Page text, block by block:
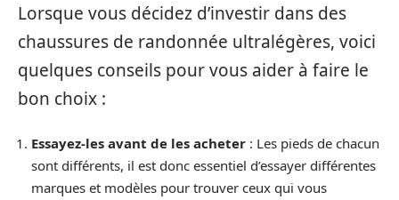
Lorsque vous décidez d’investir dans des
chaussures de randonnée ultralégères, voici
quelques conseils pour vous aider à faire le
bon choix :
Essayez-les avant de les acheter : Les pieds de chacun
sont différents, il est donc essentiel d’essayer différentes
marques et modèles pour trouver ceux qui vous